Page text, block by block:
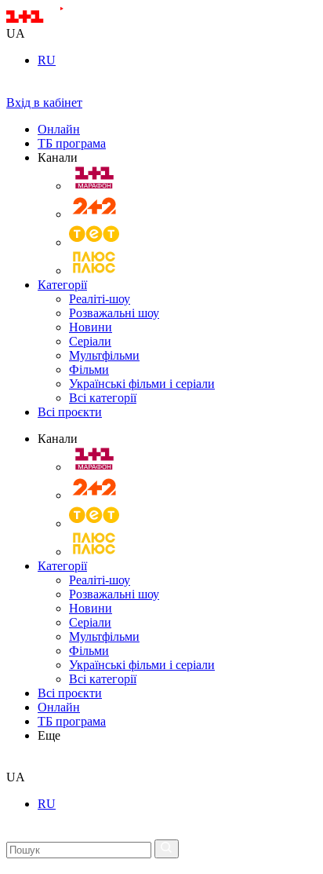
UA
RU
Вхід в кабінет
Онлайн
ТБ програма
Канали
Категорії
Реаліті-шоу
Розважальні шоу
Новини
Серіали
Мультфільми
Фільми
Українські фільми і серіали
Всі категорії
Всі проєкти
Канали
Категорії
Реаліті-шоу
Розважальні шоу
Новини
Серіали
Мультфільми
Фільми
Українські фільми і серіали
Всі категорії
Всі проєкти
Онлайн
ТБ програма
Еще
UA
RU